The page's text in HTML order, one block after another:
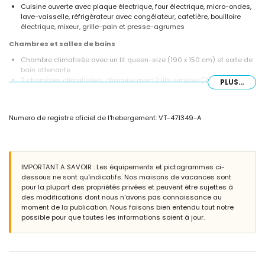
Cuisine ouverte avec plaque électrique, four électrique, micro-ondes,
lave-vaisselle, réfrigérateur avec congélateur, cafetière, bouilloire
électrique, mixeur, grille-pain et presse-agrumes
Chambres et salles de bains
Chambre climatisée avec un lit queen-size (190 x 150 cm) et salle de
bain attenante
2 chambres climatisées, chacune avec 2 lits simples (200 x 90 cm)
Salle de bain attenante avec lavabo, douche, bidet et toilettes
Piscine privée en forme de rein mesurant 12 m x 6 m et 2 m de
profondeur
Beau jardin avec gravier, arbres et mobilier de jardin avec transats
3 terrasses, dont 1 couverte
Barbecue
Espace salon extérieur et espace repas extérieur
3 places de parking privées
Toit-terrasse
PLUS...
Numero de registre oficiel de l'hebergement: VT-471349-A
IMPORTANT A SAVOIR : Les équipements et pictogrammes ci-
dessous ne sont qu'indicatifs. Nos maisons de vacances sont
pour la plupart des propriétés privées et peuvent être sujettes à
des modifications dont nous n'avons pas connaissance au
moment de la publication. Nous faisons bien entendu tout notre
possible pour que toutes les informations soient à jour.